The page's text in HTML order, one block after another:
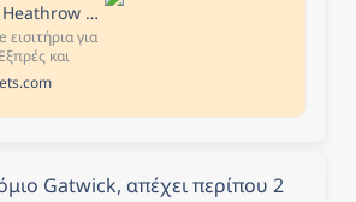
Εισιτήρια Heathrow Express | Tiqets
εισιτήρια για
και
μεταφορά
Gatwick, απέχει περίπου 2